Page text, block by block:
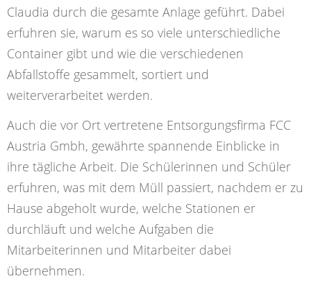
Claudia durch die gesamte Anlage geführt. Dabei
erfuhren sie, warum es so viele unterschiedliche
Container gibt und wie die verschiedenen
Abfallstoffe gesammelt, sortiert und
weiterverarbeitet werden.
Auch die vor Ort vertretene Entsorgungsfirma FCC
Austria Gmbh, gewährte spannende Einblicke in
ihre tägliche Arbeit. Die Schülerinnen und Schüler
erfuhren, was mit dem Müll passiert, nachdem er zu
Hause abgeholt wurde, welche Stationen er
durchläuft und welche Aufgaben die
Mitarbeiterinnen und Mitarbeiter dabei
übernehmen.